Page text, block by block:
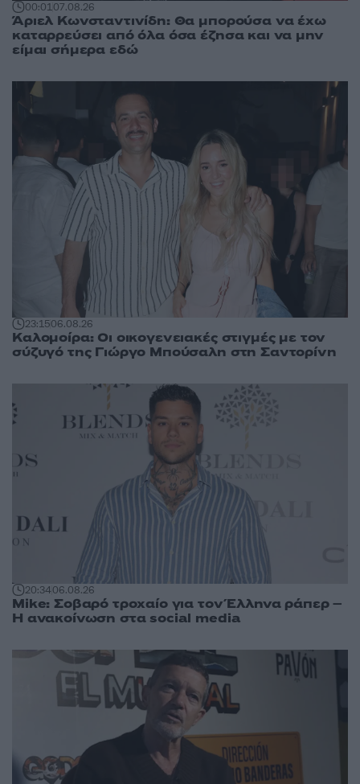
00:0107.08.26
Άριελ Κωνσταντινίδη: Θα μπορούσα να έχω
καταρρεύσει από όλα όσα έζησα και να μην
είμαι σήμερα εδώ
23:1506.08.26
Καλομοίρα: Οι οικογενειακές στιγμές με τον
σύζυγό της Γιώργο Μπούσαλη στη Σαντορίνη
20:3406.08.26
Mike: Σοβαρό τροχαίο για τον Έλληνα ράπερ –
Η ανακοίνωση στα social media